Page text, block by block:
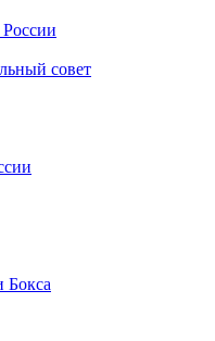
совет
Бокса